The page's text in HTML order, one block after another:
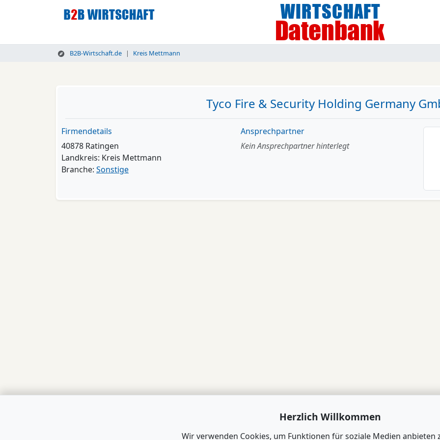
B2B-Wirtschaft.de Kreis Mettmann
Tyco Fire & Security Holding Germany
Firmendetails
40878 Ratingen
Landkreis: Kreis Mettmann
Branche: Sonstige
Ansprechpartner
Kein Ansprechpartner hinterlegt
Herzlich Willkommen
Wir verwenden Cookies, um Funktionen für soziale Medien anbieten